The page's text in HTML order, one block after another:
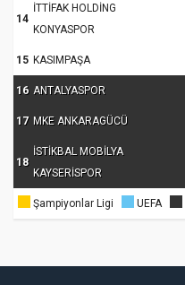
14
İTTİFAK HOLDİNG
KONYASPOR
15 KASIMPAŞA
16 ANTALYASPOR
17 MKE ANKARAGÜCÜ
18
İSTİKBAL MOBİLYA
KAYSERİSPOR
Şampiyonlar Ligi UEFA